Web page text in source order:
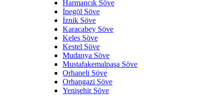
Harmancık Söve
İnegöl Söve
İznik Söve
Karacabey Söve
Keles Söve
Kestel Söve
Mudanya Söve
Mustafakemalpaşa Söve
Orhaneli Söve
Orhangazi Söve
Yenişehir Söve